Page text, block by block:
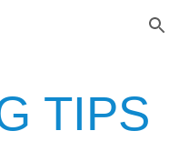
Skip to navigation
TIPS